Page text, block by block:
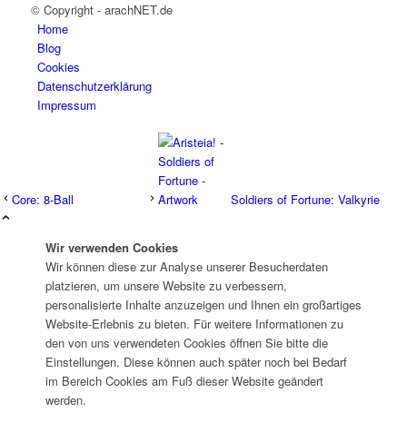
© Copyright - arachNET.de
Home
Blog
Cookies
Datenschutzerklärung
Impressum
Core: 8-Ball Soldiers of Fortune: Valkyrie
Wir verwenden Cookies
Wir können diese zur Analyse unserer Besucherdaten
platzieren, um unsere Website zu verbessern,
personalisierte Inhalte anzuzeigen und Ihnen ein großartiges
Website-Erlebnis zu bieten. Für weitere Informationen zu
den von uns verwendeten Cookies öffnen Sie bitte die
Einstellungen. Diese können auch später noch bei Bedarf
im Bereich Cookies am Fuß dieser Website geändert
werden.